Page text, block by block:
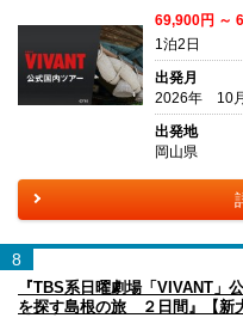
69,900円 ～
1泊2日
出発月
2026年 10
出発地
岡山県
8
『TBS系日曜劇場「VIVANT
を探す島根の旅 ２日間』【新